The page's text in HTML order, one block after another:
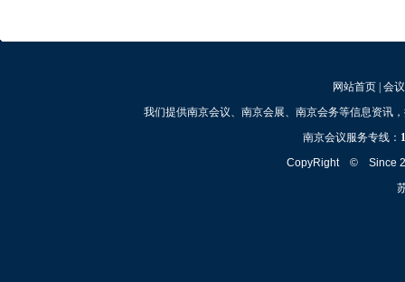
网站首页| 会
我们提供南京会议、南京会展、南京会务等信息资讯
南京会议服务专线：
CopyRight © Since